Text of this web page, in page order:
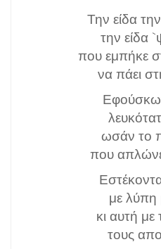
Την είδα
την είδα
που εμπήκε
να πάει
ωσάν το
που
με λύπη
κι αυτή με
τους